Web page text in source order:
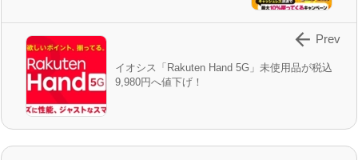
イオシス「Rakuten Hand 5G」未使用品が税込
9,980円へ値下げ！
 Prev